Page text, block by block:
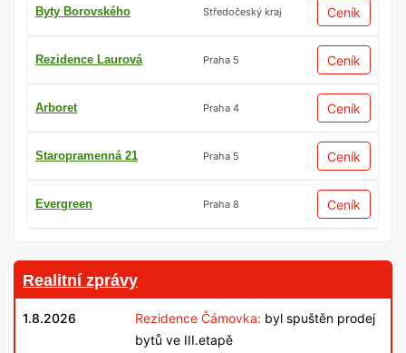
Byty Borovského Středočeský kraj Ceník
Rezidence Laurová Praha 5 Ceník
Arboret Praha 4 Ceník
Staropramenná 21 Praha 5 Ceník
Evergreen Praha 8 Ceník
Realitní zprávy
1.8.2026 Rezidence Čámovka: byl spuštěn prodej
bytů ve III.etapě